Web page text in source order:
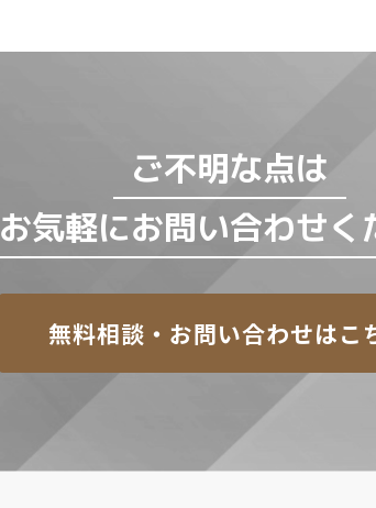
ご不明な点は
お気軽にお問い合わせく
無料相談・お問い合わせはこ